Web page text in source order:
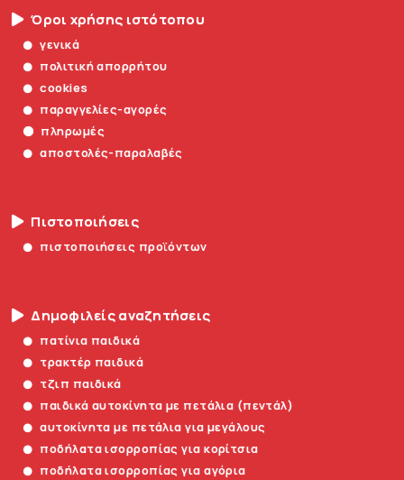
Όροι χρήσης ιστότοπου
γενικά
πολιτική απορρήτου
cookies
παραγγελίες-αγορές
πληρωμές
αποστολές-παραλαβές
Πιστοποιήσεις
πιστοποιήσεις προϊόντων
Δημοφιλείς αναζητήσεις
πατίνια παιδικά
τρακτέρ παιδικά
τζιπ παιδικά
παιδικά αυτοκίνητα με πετάλια (πεντάλ)
αυτοκίνητα με πετάλια για μεγάλους
ποδήλατα ισορροπίας για κορίτσια
ποδήλατα ισορροπίας για αγόρια